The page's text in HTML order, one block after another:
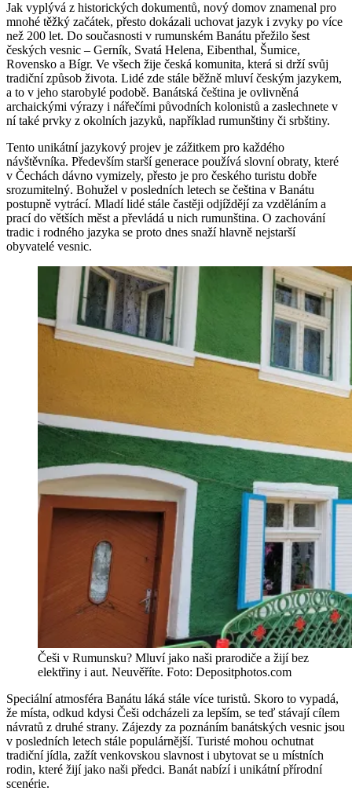
Jak vyplývá z historických dokumentů, nový domov znamenal pro
mnohé těžký začátek, přesto dokázali uchovat jazyk i zvyky po více
než 200 let. Do současnosti v rumunském Banátu přežilo šest
českých vesnic – Gerník, Svatá Helena, Eibenthal, Šumice,
Rovensko a Bígr. Ve všech žije česká komunita, která si drží svůj
tradiční způsob života. Lidé zde stále běžně mluví českým jazykem,
a to v jeho starobylé podobě. Banátská čeština je ovlivněná
archaickými výrazy i nářečími původních kolonistů a zaslechnete v
ní také prvky z okolních jazyků, například rumunštiny či srbštiny.
Tento unikátní jazykový projev je zážitkem pro každého
návštěvníka. Především starší generace používá slovní obraty, které
v Čechách dávno vymizely, přesto je pro českého turistu dobře
srozumitelný. Bohužel v posledních letech se čeština v Banátu
postupně vytrácí. Mladí lidé stále častěji odjíždějí za vzděláním a
prací do větších měst a převládá u nich rumunština. O zachování
tradic i rodného jazyka se proto dnes snaží hlavně nejstarší
obyvatelé vesnic.
Češi v Rumunsku? Mluví jako naši prarodiče a žijí bez
elektřiny i aut. Neuvěříte. Foto: Depositphotos.com
Speciální atmosféra Banátu láká stále více turistů. Skoro to vypadá,
že místa, odkud kdysi Češi odcházeli za lepším, se teď stávají cílem
návratů z druhé strany. Zájezdy za poznáním banátských vesnic jsou
v posledních letech stále populárnější. Turisté mohou ochutnat
tradiční jídla, zažít venkovskou slavnost i ubytovat se u místních
rodin, které žijí jako naši předci. Banát nabízí i unikátní přírodní
scenérie.